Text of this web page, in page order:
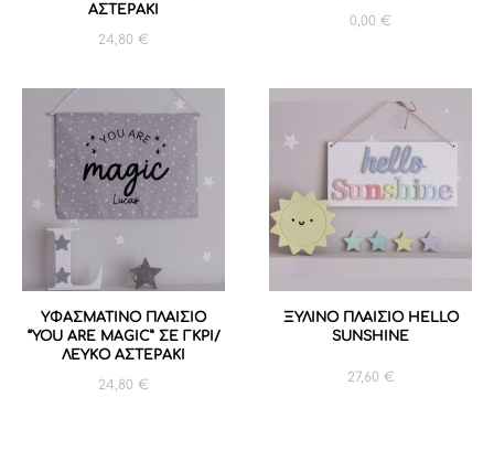
ΑΣΤΕΡΑΚΙ
24,80 €
0,00 €
ΥΦΑΣΜΑΤΙΝΟ ΠΛΑΙΣΙΟ
“YOU ARE MAGIC” ΣΕ ΓΚΡΙ/
ΛΕΥΚΟ ΑΣΤΕΡΑΚΙ
24,80 €
ΞΥΛΙΝΟ ΠΛΑΙΣΙΟ HELLO
SUNSHINE
27,60 €